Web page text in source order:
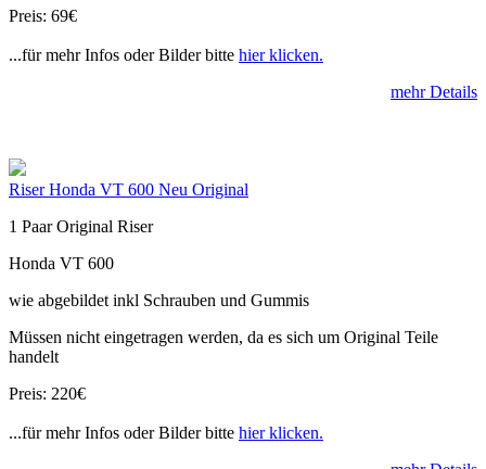
Preis: 69€
...für mehr Infos oder Bilder bitte hier klicken.
mehr Details
Riser Honda VT 600 Neu Original
1 Paar Original Riser
Honda VT 600
wie abgebildet inkl Schrauben und Gummis
Müssen nicht eingetragen werden, da es sich um Original Teile
handelt
Preis: 220€
...für mehr Infos oder Bilder bitte hier klicken.